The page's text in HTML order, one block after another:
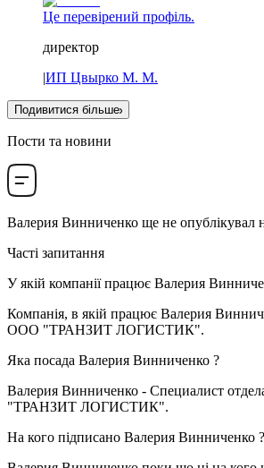
Це перевірений профіль.
директор
|ИП Цвырко М. М.
Подивитися більше
Пости та новини
Валерия Винниченко ще не опублікувал
Часті запитання
У якій компанії працює Валерия
Компанія, в якій працює Валерия
ООО "ТРАНЗИТ ЛОГИСТИК".
Яка посада Валерия Винниченко ?
Валерия Винниченко - Специалист
"ТРАНЗИТ ЛОГИСТИК".
На кого підписано Валерия Винниченко ?